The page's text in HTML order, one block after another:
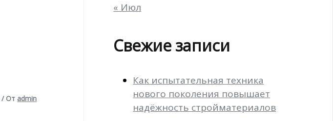
/ От admin
« Июл
Свежие записи
Как испытательная техника
нового поколения повышает
надёжность стройматериалов